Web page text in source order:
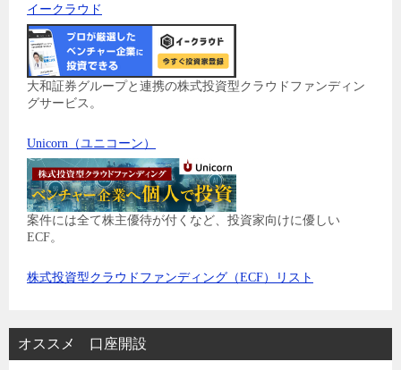
イークラウド
大和証券グループと連携の株式投資型クラウドファンディン
グサービス。
Unicorn（ユニコーン）
案件には全て株主優待が付くなど、投資家向けに優しい
ECF。
株式投資型クラウドファンディング（ECF）リスト
オススメ 口座開設